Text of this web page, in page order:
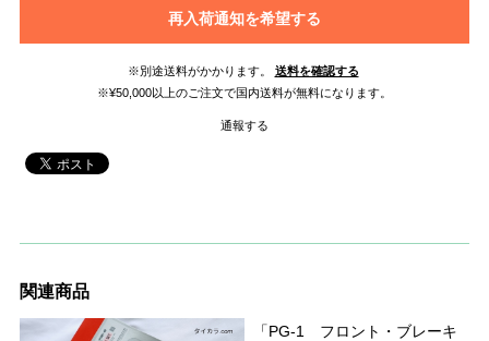
再入荷通知を希望する
※別途送料がかかります。
送料を確認する
※¥50,000以上のご注文で国内送料が無料になります。
通報する
関連商品
「PG-1 フロント・ブレーキ